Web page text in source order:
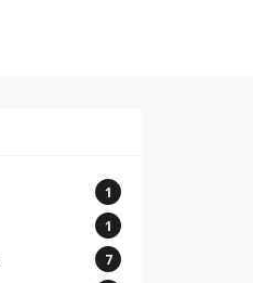
1
1
7